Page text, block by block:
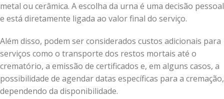
metal ou cerâmica. A escolha da urna é uma decisão pessoal
e está diretamente ligada ao valor final do serviço.
Além disso, podem ser considerados custos adicionais para
serviços como o transporte dos restos mortais até o
crematório, a emissão de certificados e, em alguns casos, a
possibilidade de agendar datas específicas para a cremação,
dependendo da disponibilidade.